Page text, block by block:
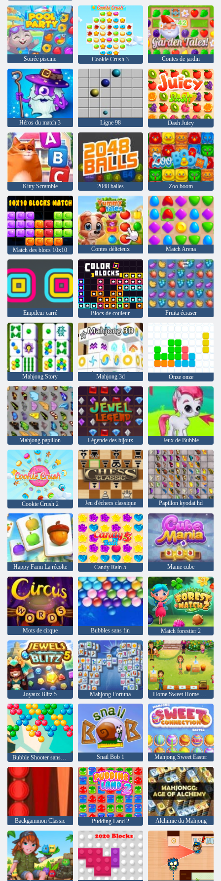
Soirée piscine Cookie Crush 3 Contes de jardin
Héros du match 3 Ligne 98 Dash Juicy
Kitty Scramble 2048 balles Zoo boom
Match des blocs 10x10 Contes délicieux Match Arena
Empileur carré Blocs de couleur Fruita écraser
Mahjong Story Mahjong 3d Onze onze
Mahjong papillon Légende des bijoux Jeux de Bubble
Cookie Crush 2 Jeu d'échecs classique Papillon kyodai hd
Happy Farm La récolte Candy Rain 5 Manie cube
Mots de cirque Bubbles sans fin Match forestier 2
Joyaux Blitz 5 Mahjong Fortuna
Bubble Shooter sans fin Snail Bob 1 Mahjong Sweet Easter
Backgammon Classic Pudding Land 2 Alchimie du Mahjong